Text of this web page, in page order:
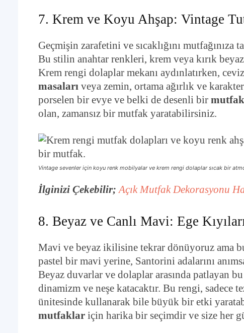
7. Krem ve Koyu Ahşap: Vintage
Geçmişin zarafetini ve sıcaklığını mutfağınıza
Bu stilin anahtar renkleri, krem veya kırık
Krem rengi dolaplar mekanı aydınlatırken,
masaları veya zemin, ortama ağırlık ve
porselen bir evye ve belki de desenli bir
olan, zamansız bir mutfak yaratabilirsiniz.
Vintage sevenler için koyu renk mobilyalar ve krem rengi dolaplar sıcak bir
İlginizi Çekebilir; Açık Mutfak Dekorasyonu
8. Beyaz ve Canlı Mavi: Ege
Mavi ve beyaz ikilisine tekrar dönüyoruz ama
pastel bir mavi yerine, Santorini adalarını
Beyaz duvarlar ve dolaplar arasında patlayan
dinamizm ve neşe katacaktır. Bu rengi, sadece
ünitesinde kullanarak bile büyük bir etki
mutfaklar için harika bir seçimdir ve size her